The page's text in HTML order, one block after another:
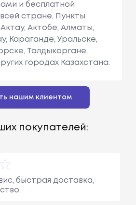
и бесплатной
стране. Пункты
Актобе, Алматы,
Караганде, Уральске,
Талдыкоргане,
городах Казахстана.
нашим клиентом
покупателей:
быстрая доставка,